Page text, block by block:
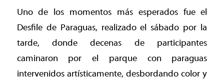
Uno de los momentos más esperados fue el
Desfile de Paraguas, realizado el sábado por la
tarde, donde decenas de participantes
caminaron por el parque con paraguas
intervenidos artísticamente, desbordando color y